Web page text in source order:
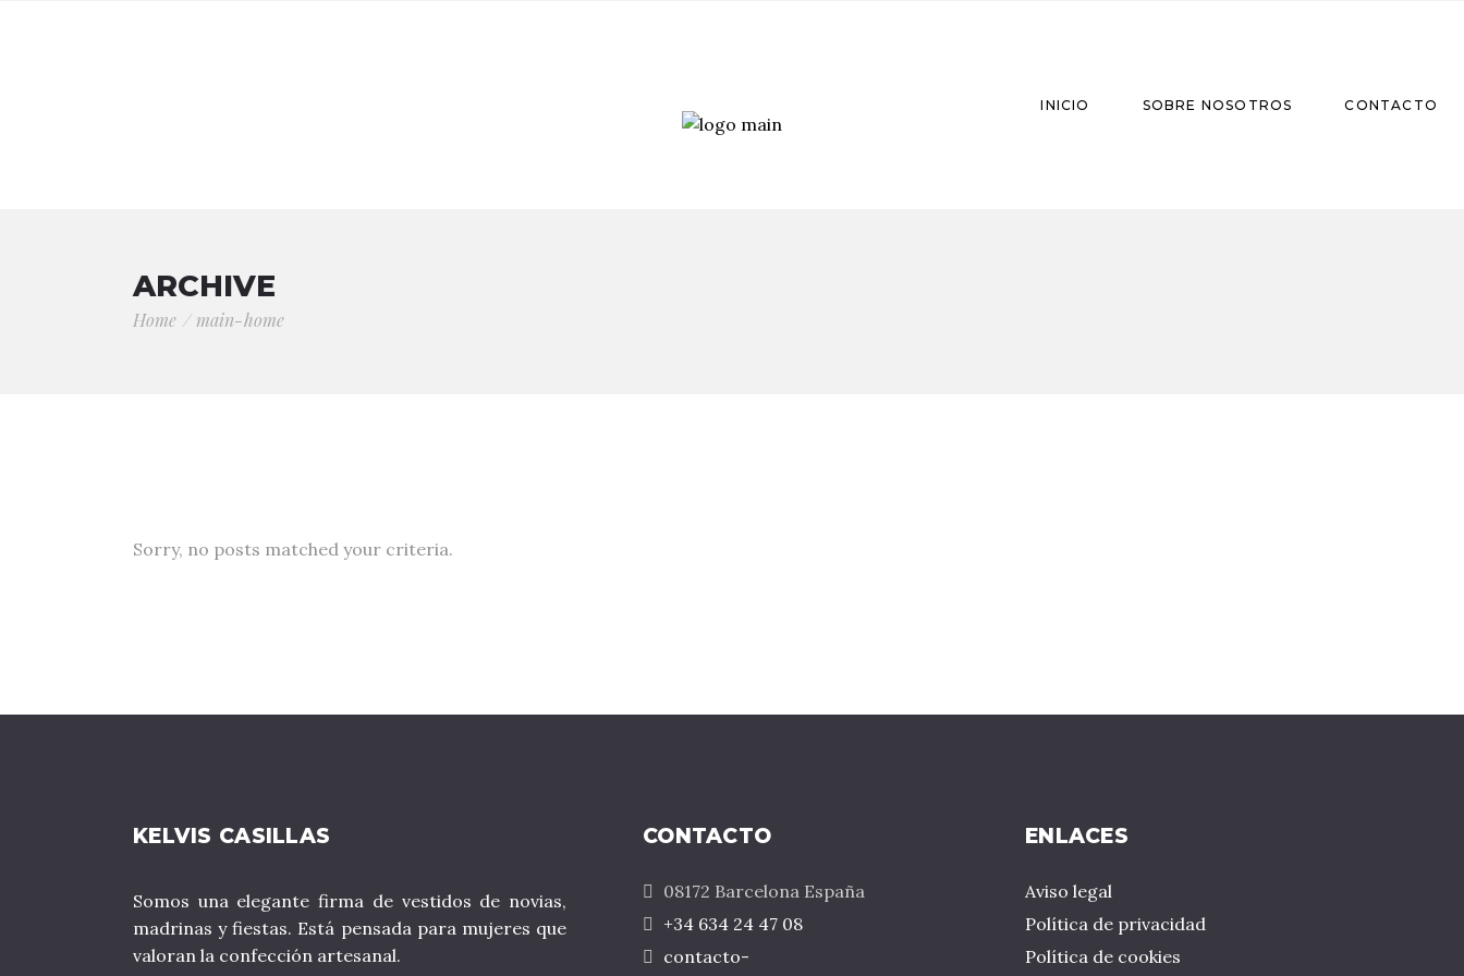
INICIO SOBRE NOSOTROS CONTACTO
ARCHIVE
Home main-home
Sorry, no posts matched your criteria.
KELVIS CASILLAS
Somos una elegante firma de vestidos de novias,
madrinas y fiestas. Está pensada para mujeres que
valoran la confección artesanal.
CONTACTO
08172 Barcelona España
+34 634 24 47 08
contacto-
ENLACES
Aviso legal
Política de privacidad
Política de cookies